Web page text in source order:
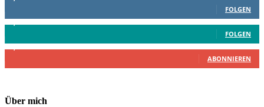
FOLGEN
FOLGEN
ABONNIEREN
Über mich